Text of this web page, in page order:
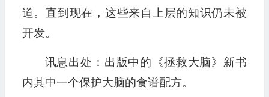
道。直到现在，这些来自上层的知识仍未被
开发。
讯息出处：出版中的《拯救大脑》新书
内其中一个保护大脑的食谱配方。